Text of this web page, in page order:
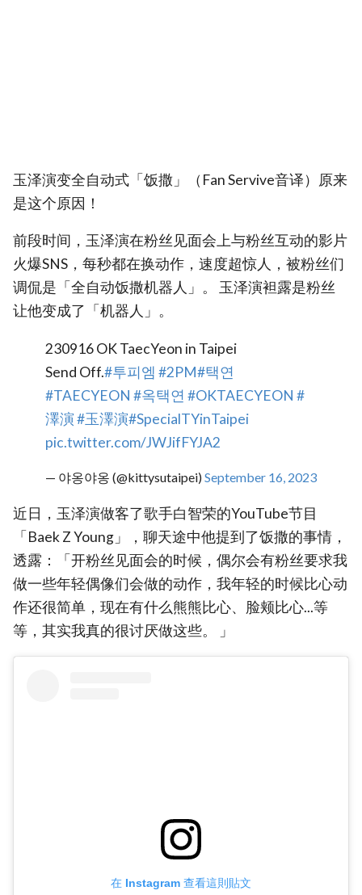
玉泽演变全自动式「饭撒」（Fan Servive音译）原来
是这个原因！
前段时间，玉泽演在粉丝见面会上与粉丝互动的影片
火爆SNS，每秒都在换动作，速度超惊人，被粉丝们
调侃是「全自动饭撒机器人」。 玉泽演袒露是粉丝
让他变成了「机器人」。
230916 OK TaecYeon in Taipei
Send Off.#투피엠 #2PM#택연
#TAECYEON #옥택연 #OKTAECYEON #
澤演#玉澤演#SpecialTYinTaipei
pic.twitter.com/JWJifFYJA2
— 야옹야옹 (@kittysutaipei)September 16, 2023
近日，玉泽演做客了歌手白智荣的YouTube节目
「Baek Z Young」，聊天途中他提到了饭撒的事情，
透露：「开粉丝见面会的时候，偶尔会有粉丝要求我
做一些年轻偶像们会做的动作，我年轻的时候比心动
作还很简单，现在有什么熊熊比心、脸颊比心...等
等，其实我真的很讨厌做这些。 」
在 Instagram 查看這則貼文